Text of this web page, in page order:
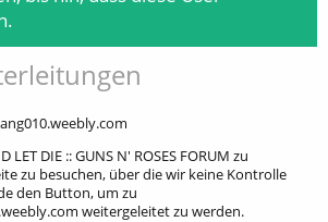
LET DIE :: GUNS N' ROSES FORUM zu
zu besuchen, über die wir keine Kontrolle
den Button, um zu
weitergeleitet zu werden.